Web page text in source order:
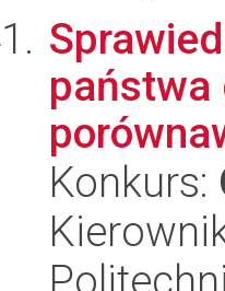
państwa
Konkurs: